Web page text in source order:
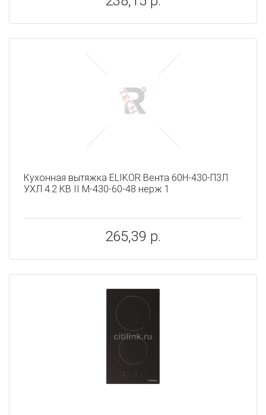
Кухонная вытяжка ELIKOR Вента 60Н-430-П3Л
УХЛ 4.2 КВ II М-430-60-48 нерж 1
265,39 р.